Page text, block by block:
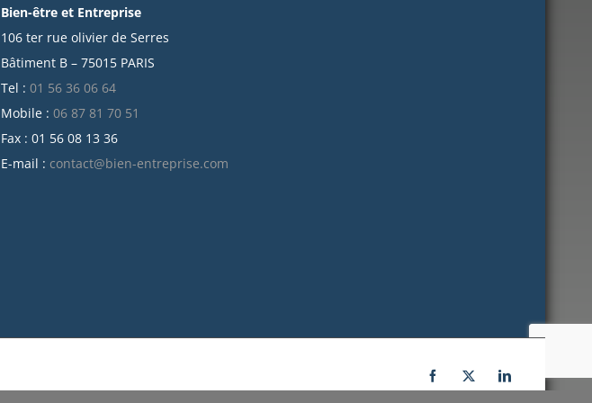
Bien-être et Entreprise
106 ter rue olivier de Serres
Bâtiment B – 75015 PARIS
Tel : 01 56 36 06 64
Mobile : 06 87 81 70 51
Fax : 01 56 08 13 36
E-mail : contact@bien-entreprise.com
Facebook
X LinkedIn